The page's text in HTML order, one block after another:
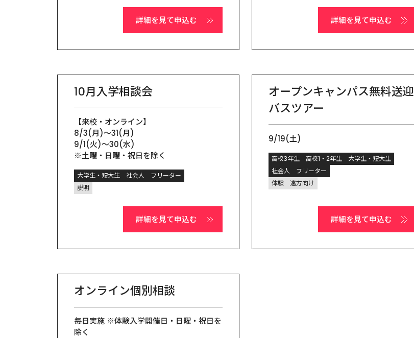
詳細を見て申込む 詳細を見て申込む
10月入学相談会
【来校・オンライン】
8/3(月)〜31(月)
9/1(火)〜30(水)
※土曜・日曜・祝日を除く
大学生・短大生 社会人
フリーター
説明
詳細を見て申込む
オープンキャンパス無料送迎
バスツアー
9/19(土)
高校3年生 高校1・2年生
大学生・短大生
社会人
フリーター
体験
遠方向け
詳細を見て申込む
オンライン個別相談
毎日実施 ※体験入学開催日・日曜・祝日を
除く